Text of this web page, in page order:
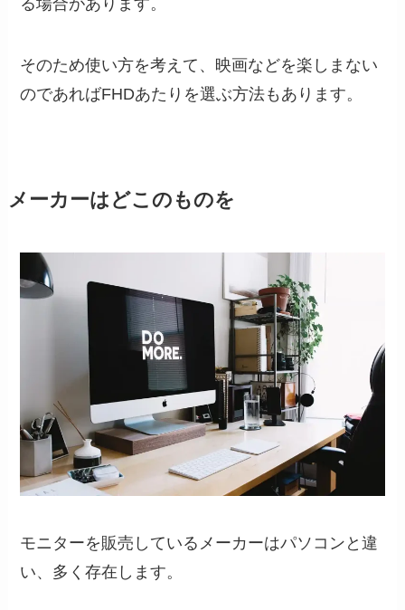
る場合があります。
そのため使い方を考えて、映画などを楽しまない
のであればFHDあたりを選ぶ方法もあります。
メーカーはどこのものを
モニターを販売しているメーカーはパソコンと違
い、多く存在します。